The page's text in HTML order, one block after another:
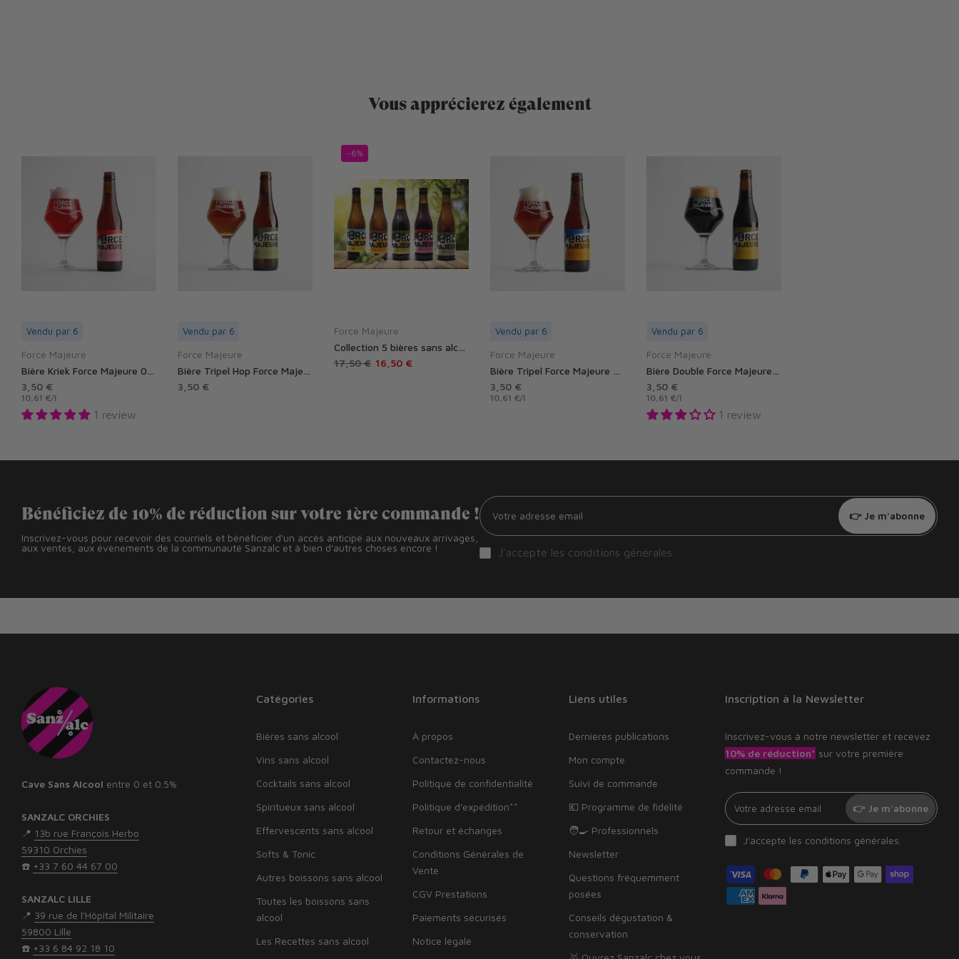
Vous apprécierez également
Vendu par 6
Force Majeure
3,50 €
10,61 €/l
1 review
Vendu par 6
Force Majeure
3,50 €
-6%
Force Majeure
17,50 € 16,50 €
Vendu par 6
Force Majeure
3,50 €
10,61 €/l
Vendu par 6
Force Majeure
3,50 €
10,61 €/l
1 review
Bénéficiez de 10% de réduction sur votre 1ère commande !
Inscrivez-vous pour recevoir des courriels et bénéficier d'un accès anticipé aux nouveaux arrivages,
aux ventes, aux évènements de la communauté Sanzalc et à bien d'autres choses encore !
👉 Je m'abonne
J'accepte les conditions générales
Cave Sans Alcool entre 0 et 0.5%
SANZALC ORCHIES
📍 13b rue François Herbo
59310 Orchies
☎️ +33 7 60 44 67 00
SANZALC LILLE
📍 39 rue de l'Hôpital Militaire
59800 Lille
☎️ ‭+33 6 84 92 18 10‬
Catégories
Bières sans alcool
Vins sans alcool
Cocktails sans alcool
Spiritueux sans alcool
Effervescents sans alcool
Softs & Tonic
Autres boissons sans alcool
Toutes les boissons sans
alcool
Les Recettes sans alcool
Informations
À propos
Contactez-nous
Politique de confidentialité
Politique d'expédition**
Retour et échanges
Conditions Générales de
Vente
CGV Prestations
Paiements sécurisés
Notice légale
Liens utiles
Dernières publications
Mon compte
Suivi de commande
💶 Programme de fidélité
🧑‍🍳 Professionnels
Newsletter
Questions fréquemment
posées
Conseils dégustation &
conservation
Inscription à la Newsletter
Inscrivez-vous à notre newsletter et recevez
10% de réduction* sur votre première
commande !
👉 Je m'abonne
J'accepte les conditions générales